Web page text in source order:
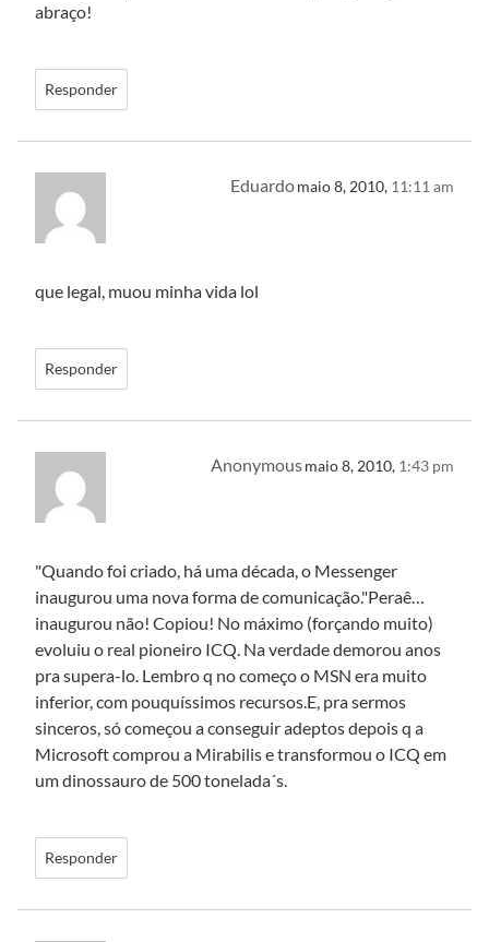
abraço!
Responder
Eduardomaio 8, 2010, 11:11 am
que legal, muou minha vida lol
Responder
Anonymousmaio 8, 2010, 1:43 pm
"Quando foi criado, há uma década, o Messenger
inaugurou uma nova forma de comunicação."Peraê…
inaugurou não! Copiou! No máximo (forçando muito)
evoluiu o real pioneiro ICQ. Na verdade demorou anos
pra supera-lo. Lembro q no começo o MSN era muito
inferior, com pouquíssimos recursos.E, pra sermos
sinceros, só começou a conseguir adeptos depois q a
Microsoft comprou a Mirabilis e transformou o ICQ em
um dinossauro de 500 tonelada´s.
Responder